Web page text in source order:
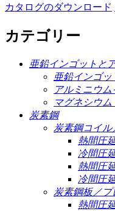
カタログのダウンロード
カテゴリー
亜鉛インゴットと
亜鉛インゴッ
アルミニウム
マグネシウ
炭素鋼
炭素鋼コイ
熱間圧
冷間圧
熱間圧
冷間圧
炭素鋼板／プ
熱間圧